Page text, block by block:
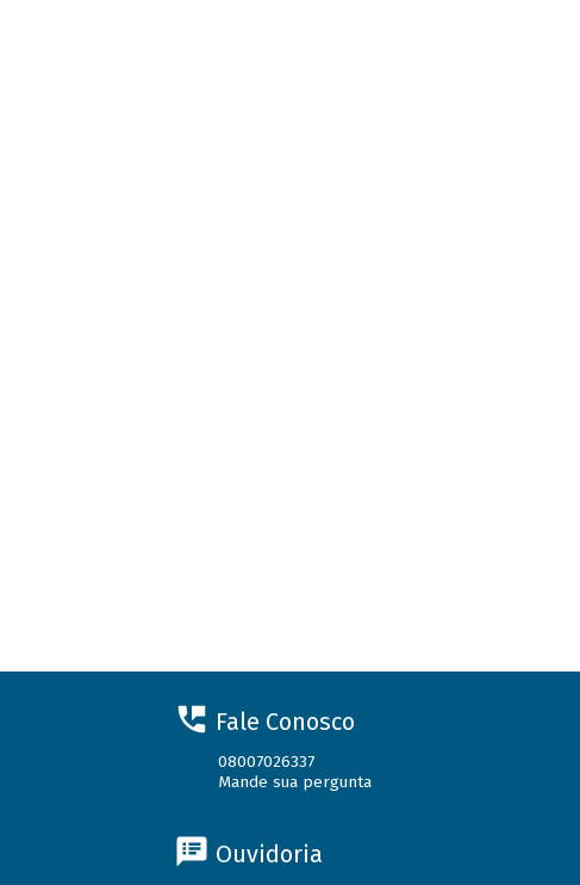
Fale Conosco
08007026337
Mande sua pergunta
Ouvidoria